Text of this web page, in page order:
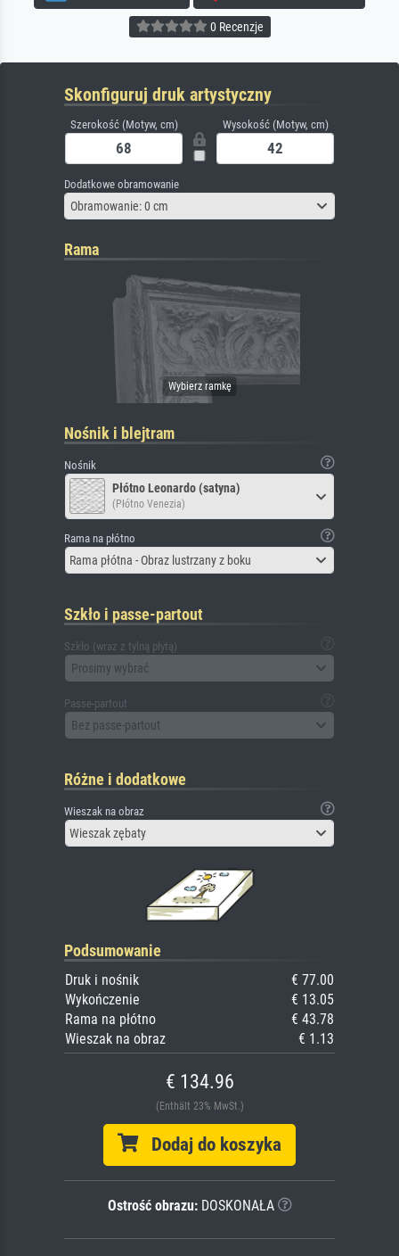
0 Recenzje
Skonfiguruj druk artystyczny
Szerokość (Motyw, cm) Wysokość (Motyw, cm)
Dodatkowe obramowanie
Obramowanie: 0 cm
Rama
Nośnik i blejtram
Nośnik
Płótno Leonardo (satyna)
(Płótno Venezia)
Rama na płótno
Rama płótna - Obraz lustrzany z boku
Szkło i passe-partout
Szkło (wraz z tylną płytą)
Prosimy wybrać
Passe-partout
Bez passe-partout
Różne i dodatkowe
Wieszak na obraz
Wieszak zębaty
Podsumowanie
Druk i nośnik
€ 77.00
Wykończenie
€ 13.05
Rama na płótno
€ 43.78
Wieszak na obraz
€ 1.13
€ 134.96
(Enthält 23% MwSt.)
Dodaj do koszyka
Ostrość obrazu:DOSKONAŁA